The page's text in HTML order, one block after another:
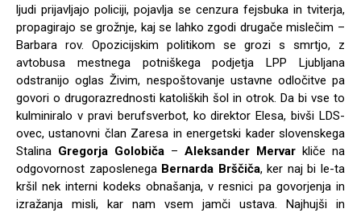
ljudi prijavljajo policiji, pojavlja se cenzura fejsbuka in tviterja,
propagirajo se grožnje, kaj se lahko zgodi drugače mislečim –
Barbara rov. Opozicijskim politikom se grozi s smrtjo, z
avtobusa mestnega potniškega podjetja LPP Ljubljana
odstranijo oglas Živim, nespoštovanje ustavne odločitve pa
govori o drugorazrednosti katoliških šol in otrok. Da bi vse to
kulminiralo v pravi berufsverbot, ko direktor Elesa, bivši LDS-
ovec, ustanovni član Zaresa in energetski kader slovenskega
Stalina Gregorja Golobiča – Aleksander Mervar kliče na
odgovornost zaposlenega Bernarda Brščiča, ker naj bi le-ta
kršil nek interni kodeks obnašanja, v resnici pa govorjenja in
izražanja misli, kar nam vsem jamči ustava. Najhujši in